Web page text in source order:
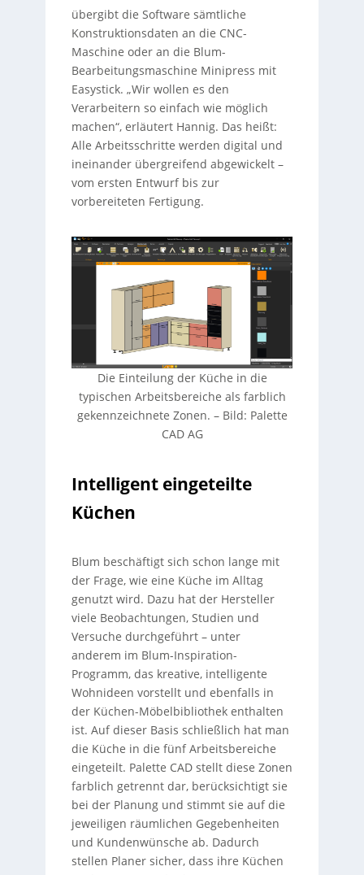
übergibt die Software sämtliche
Konstruktionsdaten an die CNC-
Maschine oder an die Blum-
Bearbeitungsmaschine Minipress mit
Easystick. „Wir wollen es den
Verarbeitern so einfach wie möglich
machen“, erläutert Hannig. Das heißt:
Alle Arbeitsschritte werden digital und
ineinander übergreifend abgewickelt –
vom ersten Entwurf bis zur
vorbereiteten Fertigung.
Die Einteilung der Küche in die
typischen Arbeitsbereiche als farblich
gekennzeichnete Zonen. – Bild: Palette
CAD AG
Intelligent eingeteilte
Küchen
Blum beschäftigt sich schon lange mit
der Frage, wie eine Küche im Alltag
genutzt wird. Dazu hat der Hersteller
viele Beobachtungen, Studien und
Versuche durchgeführt – unter
anderem im Blum-Inspiration-
Programm, das kreative, intelligente
Wohnideen vorstellt und ebenfalls in
der Küchen-Möbelbibliothek enthalten
ist. Auf dieser Basis schließlich hat man
die Küche in die fünf Arbeitsbereiche
eingeteilt. Palette CAD stellt diese Zonen
farblich getrennt dar, berücksichtigt sie
bei der Planung und stimmt sie auf die
jeweiligen räumlichen Gegebenheiten
und Kundenwünsche ab. Dadurch
stellen Planer sicher, dass ihre Küchen